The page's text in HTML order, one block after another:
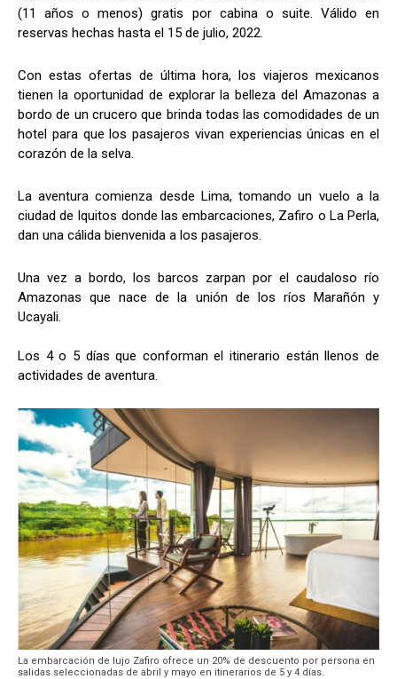
(11 años o menos) gratis por cabina o suite. Válido en
reservas hechas hasta el 15 de julio, 2022.
Con estas ofertas de última hora, los viajeros mexicanos
tienen la oportunidad de explorar la belleza del Amazonas a
bordo de un crucero que brinda todas las comodidades de un
hotel para que los pasajeros vivan experiencias únicas en el
corazón de la selva.
La aventura comienza desde Lima, tomando un vuelo a la
ciudad de Iquitos donde las embarcaciones, Zafiro o La Perla,
dan una cálida bienvenida a los pasajeros.
Una vez a bordo, los barcos zarpan por el caudaloso río
Amazonas que nace de la unión de los ríos Marañón y
Ucayali.
Los 4 o 5 días que conforman el itinerario están llenos de
actividades de aventura.
La embarcación de lujo Zafiro ofrece un 20% de descuento por persona en
salidas seleccionadas de abril y mayo en itinerarios de 5 y 4 días.